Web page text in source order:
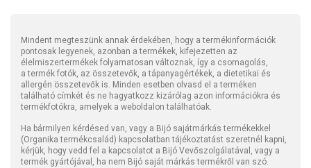
Mindent megteszünk annak érdekében, hogy a termékinformációk
pontosak legyenek, azonban a termékek, kifejezetten az
élelmiszertermékek folyamatosan változnak, így a csomagolás,
a termék fotók, az összetevők, a tápanyagértékek, a dietetikai és
allergén összetevők is. Minden esetben olvasd el a terméken
található címkét és ne hagyatkozz kizárólag azon információkra és
termékfotókra, amelyek a weboldalon találhatóak.
Ha bármilyen kérdésed van, vagy a Bijó sajátmárkás termékekkel
(Organika termékcsalád) kapcsolatban tájékoztatást szeretnél kapni,
kérjük, hogy vedd fel a kapcsolatot a Bijó Vevőszolgálatával, vagy a
termék gyártójával, ha nem Bijó saját márkás termékről van szó.